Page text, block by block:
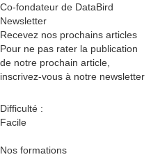
Co-fondateur de DataBird
Newsletter
Recevez nos prochains articles
Pour ne pas rater la publication
de notre prochain article,
inscrivez-vous à notre newsletter
Difficulté :
Facile
Nos formations